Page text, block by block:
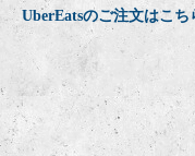
UberEatsのご注文はこち